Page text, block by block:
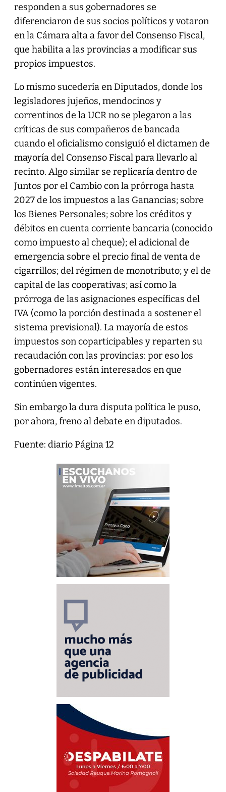
responden a sus gobernadores se
diferenciaron de sus socios políticos y votaron
en la Cámara alta a favor del Consenso Fiscal,
que habilita a las provincias a modificar sus
propios impuestos.
Lo mismo sucedería en Diputados, donde los
legisladores jujeños, mendocinos y
correntinos de la UCR no se plegaron a las
críticas de sus compañeros de bancada
cuando el oficialismo consiguió el dictamen de
mayoría del Consenso Fiscal para llevarlo al
recinto. Algo similar se replicaría dentro de
Juntos por el Cambio con la prórroga hasta
2027 de los impuestos a las Ganancias; sobre
los Bienes Personales; sobre los créditos y
débitos en cuenta corriente bancaria (conocido
como impuesto al cheque); el adicional de
emergencia sobre el precio final de venta de
cigarrillos; del régimen de monotributo; y el de
capital de las cooperativas; así como la
prórroga de las asignaciones específicas del
IVA (como la porción destinada a sostener el
sistema previsional). La mayoría de estos
impuestos son coparticipables y reparten su
recaudación con las provincias: por eso los
gobernadores están interesados en que
continúen vigentes.
Sin embargo la dura disputa política le puso,
por ahora, freno al debate en diputados.
Fuente: diario Página 12